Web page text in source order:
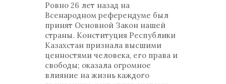
Ровно 26 лет назад на
Всенародном референдуме был
принят Основной Закон нашей
страны. Конституция Республики
Казахстан признала высшими
ценностями человека, его права и
свободы; оказала огромное
влияние на жизнь каждого